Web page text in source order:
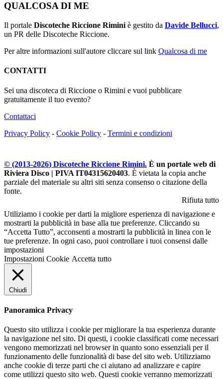
QUALCOSA DI ME
Il portale Discoteche Riccione Rimini è gestito da Davide Bellucci,
un PR delle Discoteche Riccione.
Per altre informazioni sull'autore cliccare sul link Qualcosa di me
CONTATTI
Sei una discoteca di Riccione o Rimini e vuoi pubblicare
gratuitamente il tuo evento?
Contattaci
Privacy Policy - Cookie Policy - Termini e condizioni
© (2013-2026) Discoteche Riccione Rimini. È un portale web di
Riviera Disco | PIVA IT04315620403. È vietata la copia anche
parziale del materiale su altri siti senza consenso o citazione della
fonte.
Rifiuta tutto
Utiliziamo i cookie per darti la migliore esperienza di navigazione e
mostrarti la pubblicità in base alla tue preferenze. Cliccando su
“Accetta Tutto”, acconsenti a mostrarti la pubblicità in linea con le
tue preferenze. In ogni caso, puoi controllare i tuoi consensi dalle
impostazioni
Impostazioni Cookie Accetta tutto
Chiudi
Panoramica Privacy
Questo sito utilizza i cookie per migliorare la tua esperienza durante
la navigazione nel sito. Di questi, i cookie classificati come necessari
vengono memorizzati nel browser in quanto sono essenziali per il
funzionamento delle funzionalità di base del sito web. Utilizziamo
anche cookie di terze parti che ci aiutano ad analizzare e capire
come utilizzi questo sito web. Questi cookie verranno memorizzati